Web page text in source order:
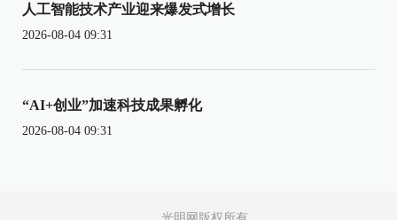
人工智能技术产业迎来爆发式增长
2026-08-04 09:31
“AI+创业”加速科技成果孵化
2026-08-04 09:31